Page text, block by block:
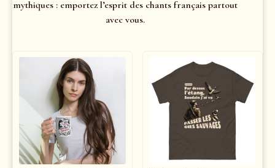
mythiques : emportez l’esprit des chants français partout
avec vous.